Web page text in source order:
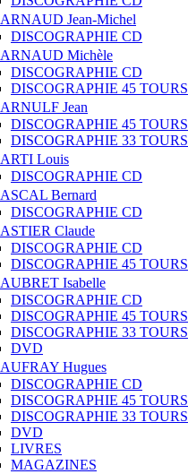
ARNAUD Jean-Michel
DISCOGRAPHIE CD
ARNAUD Michèle
DISCOGRAPHIE CD
DISCOGRAPHIE 45 TOURS
ARNULF Jean
DISCOGRAPHIE 45 TOURS
DISCOGRAPHIE 33 TOURS
ARTI Louis
DISCOGRAPHIE CD
ASCAL Bernard
DISCOGRAPHIE CD
ASTIER Claude
DISCOGRAPHIE CD
DISCOGRAPHIE 45 TOURS
AUBRET Isabelle
DISCOGRAPHIE CD
DISCOGRAPHIE 45 TOURS
DISCOGRAPHIE 33 TOURS
DVD
AUFRAY Hugues
DISCOGRAPHIE CD
DISCOGRAPHIE 45 TOURS
DISCOGRAPHIE 33 TOURS
DVD
LIVRES
MAGAZINES